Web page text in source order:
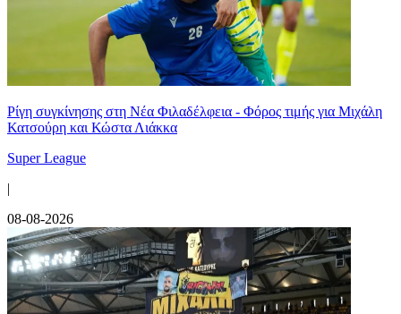
Ρίγη συγκίνησης στη Νέα Φιλαδέλφεια - Φόρος τιμής για Μιχάλη
Κατσούρη και Κώστα Λιάκκα
Super League
|
08-08-2026